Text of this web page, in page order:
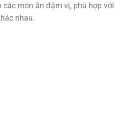
món ăn đậm vị, phù hợp với
nhau.